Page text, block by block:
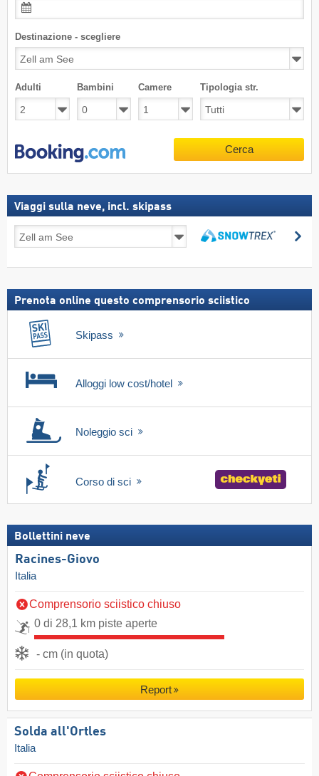
Destinazione - scegliere
Adulti Bambini Camere Tipologia str.
Cerca
Viaggi sulla neve, incl. skipass
sulla
incl.
Prenota online questo comprensorio sciistico
Skipass
Alloggi low cost/hotel
Noleggio sci
Corso di sci
Bollettini neve
Racines-Giovo
Italia
Comprensorio sciistico chiuso
0 di 28,1 km piste aperte
- cm (in quota)
Report
Solda all'Ortles
Italia